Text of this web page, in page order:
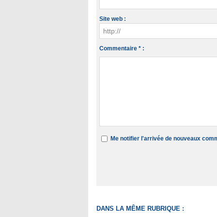
Site web :
Commentaire * :
Me notifier l'arrivée de nouveaux
DANS LA MÊME RUBRIQUE :